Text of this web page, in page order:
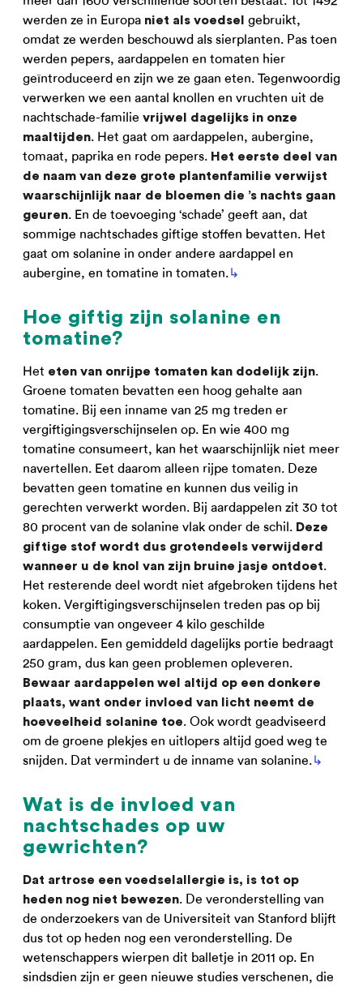
werden ze in Europa niet als voedsel
gebruikt,
omdat ze werden beschouwd als sierplanten. Pas toen
werden pepers, aardappelen en tomaten hier
geïntroduceerd en zijn we ze gaan eten. Tegenwoordig
verwerken we een aantal knollen en vruchten uit de
nachtschade-familie vrijwel dagelijks in onze
maaltijden. Het gaat om aardappelen, aubergine,
tomaat, paprika en rode pepers. Het eerste deel van
de naam van deze grote plantenfamilie verwijst
waarschijnlijk naar de bloemen die ’s nachts gaan
geuren. En de toevoeging ‘schade’ geeft aan, dat
sommige nachtschades giftige stoffen bevatten. Het
gaat om solanine in onder andere aardappel en
aubergine, en tomatine in tomaten.↳
Hoe giftig zijn solanine en
tomatine?
Het eten van onrijpe tomaten kan dodelijk zijn.
Groene tomaten bevatten een hoog gehalte aan
tomatine. Bij een inname van 25 mg treden er
vergiftigingsverschijnselen op. En wie 400 mg
tomatine consumeert, kan het waarschijnlijk niet meer
navertellen. Eet daarom alleen rijpe tomaten. Deze
bevatten geen tomatine en kunnen dus veilig in
gerechten verwerkt worden. Bij aardappelen zit 30 tot
80 procent van de solanine vlak onder de schil. Deze
giftige stof wordt dus grotendeels verwijderd
wanneer u de knol van zijn bruine jasje ontdoet.
Het resterende deel wordt niet afgebroken tijdens het
koken. Vergiftigingsverschijnselen treden pas op bij
consumptie van ongeveer 4 kilo geschilde
aardappelen. Een gemiddeld dagelijks portie bedraagt
250 gram, dus kan geen problemen opleveren.
Bewaar aardappelen wel altijd op een donkere
plaats, want onder invloed van licht neemt de
hoeveelheid solanine toe. Ook wordt geadviseerd
om de groene plekjes en uitlopers altijd goed weg te
snijden. Dat vermindert u de inname van solanine.↳
Wat is de invloed van
nachtschades op uw
gewrichten?
Dat artrose een voedselallergie is, is tot op
heden nog niet bewezen. De veronderstelling van
de onderzoekers van de Universiteit van Stanford blijft
dus tot op heden nog een veronderstelling. De
wetenschappers wierpen dit balletje in 2011 op. En
sindsdien zijn er geen nieuwe studies verschenen, die